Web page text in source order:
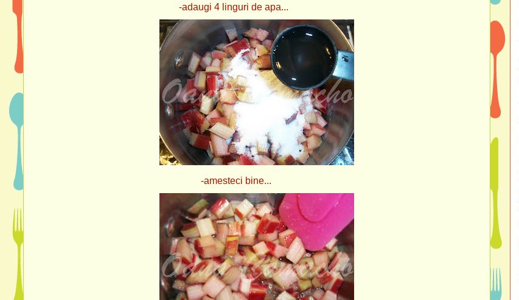
-adaugi 4 linguri de apa...
-amesteci bine...